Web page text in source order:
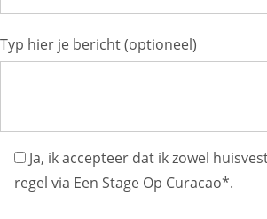
Typ hier je bericht (optioneel)
Ja, ik accepteer dat ik zowel
regel via Een Stage Op Curacao*.